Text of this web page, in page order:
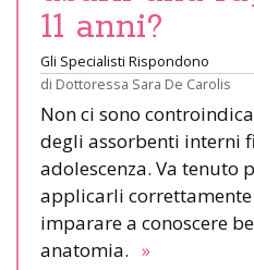
11 anni?
Gli Specialisti Rispondono
di Dottoressa Sara De Carolis
Non ci sono
degli assorbenti interni
adolescenza. Va tenuto
applicarli correttamente
imparare a conoscere
anatomia. »